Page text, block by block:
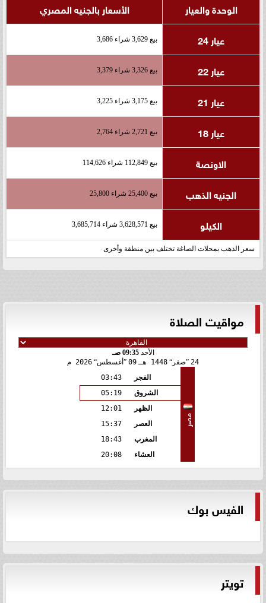
الوحدة والعيار
الأسعار بالجنيه المصري
عيار 24
بيع 3,629 شراء 3,686
عيار 22 بيع 3,326 شراء 3,379
عيار 21 بيع 3,175 شراء 3,225
عيار 18 بيع 2,721 شراء 2,764
الاونصة بيع 112,849 شراء 114,626
الجنيه الذهب بيع 25,400 شراء 25,800
الكيلو بيع 3,628,571 شراء 3,685,714
سعر الذهب بمحلات الصاغة تختلف بين منطقة وأخرى
مواقيت الصلاة
الأحد09:35 صـ
24 صفر 1448 هـ 09 أغسطس 2026 م
مصر
الفجر
03:43
الشروق
05:19
الظهر
12:01
العصر
15:37
المغرب
18:43
العشاء
20:08
الفيس بوك
تويتر